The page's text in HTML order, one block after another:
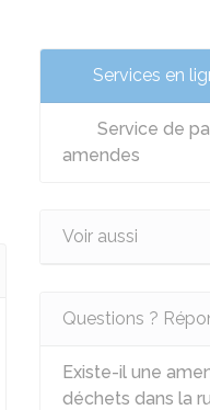
Services en
Service de
amendes
Voir aussi
Questions ?
Existe-il une
déchets dans la